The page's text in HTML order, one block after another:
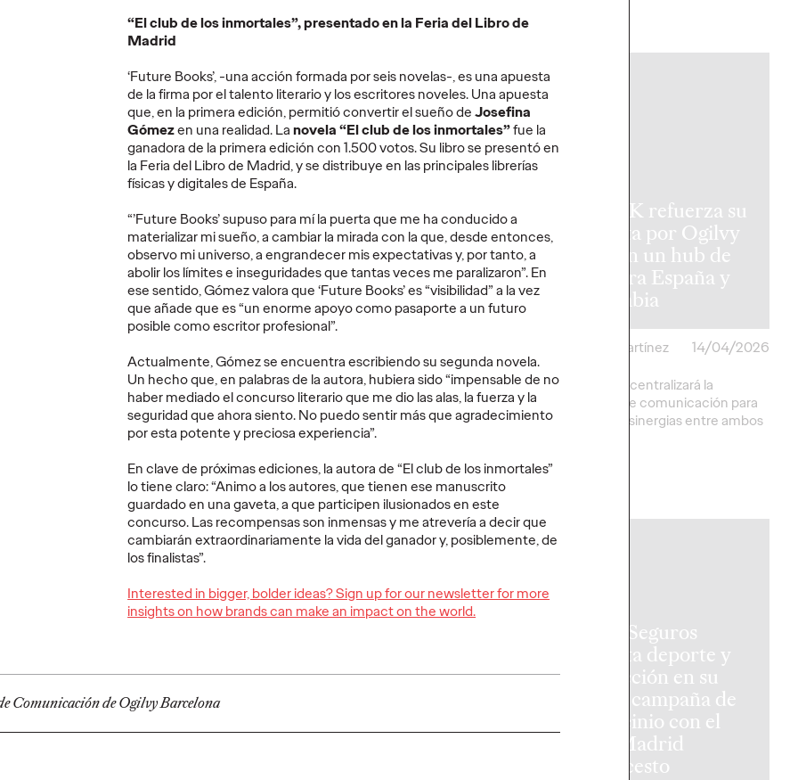
“El club de los inmortales”, presentado en la Feria del Libro de
Madrid
‘Future Books’, -una acción formada por seis novelas-, esunaapuesta
de la firma por el talento literario y los escritores noveles. Una apuesta
que, en la primera edición, permitió convertir el sueño deJosefina
Gómezen una realidad.Lanovela “El club de los inmortales”fue la
ganadora de la primera edición con 1.500 votos. Su libro se presentó en
la Feria del Libro de Madrid, y se distribuye en las principales librerías
físicas y digitales de España.
“’Future Books’ supuso para mí la puerta que me ha conducido a
materializar mi sueño, a cambiar la mirada con la que, desde entonces,
observo mi universo, a engrandecer mis expectativas y, por tanto, a
abolir los límites e inseguridades que tantas veces me paralizaron”. En
ese sentido, Gómez valora que ‘Future Books’ es “visibilidad” a la vez
que añade que es “un enorme apoyo como pasaporte a un futuro
posible como escritor profesional”.
Actualmente, Gómez se encuentra escribiendo su segunda novela.
Un hecho que, en palabras de la autora, hubiera sido “impensable de no
haber mediado el concurso literario que me dio las alas, la fuerza y la
seguridad que ahora siento. No puedo sentir más que agradecimiento
por esta potente y preciosa experiencia”.
En clave de próximas ediciones, la autora de “El club de los inmortales”
lo tiene claro: “Animo a los autores, que tienen ese manuscrito
guardado en una gaveta, a que participen ilusionados en este
concurso. Las recompensas son inmensas y me atrevería a decir que
cambiarán extraordinariamente la vida del ganador y, posiblemente, de
los finalistas”.
Interested in bigger, bolder ideas? Sign up for our newsletter for more
insights on how brands can make an impact on the world.
Comunicación de Ogilvy Barcelona
More→ More→
PRESS
Vueling esconde
códigos de
descuento en la
leyenda de Sant
Jordi repartidos
por Barcelona
La aerolínea invita a leer la leyenda
de Sant Jordi en las calles de
Barcelona para descubrir códigos
ocultos con los que podrán ganar
More→
PRESS
BamVolea, la nueva
identidad de
Olympia Sports que
invita a “Vivir como
Juegas”
Este cambio de marca, en
colaboración con Ogilvy
Spain, nace con el propósito de
transcender lo puramente
More→
KAYAK refuerza su
apuesta por Ogilvy
PR con un hub de
PR para España y
Colombia
Christian Martínez
14/04/2026
La iniciativa centralizará la
estrategia de comunicación para
aprovechar sinergias entre ambos
que
PRESS
Las claves para
construir
PRESS
Mirar el móvil al
Reale Seguros
conecta deporte y
protección en su
nueva campaña de
patrocinio con el
Real Madrid
Baloncesto